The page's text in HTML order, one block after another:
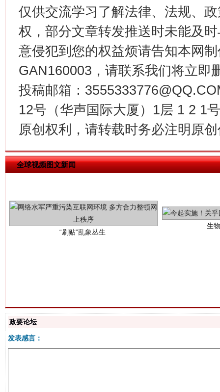
仅供交流学习了解法律、法规、
权，部分文章转发推送时未能及
意侵犯到您的权益烦请告知本网
GAN160003，请联系我们将立即
投稿邮箱：
12号（华声国际大厦）1层 1 2 1
原创权利，请转载时务必注明原
全球视频图文新闻
魏明亮
生
政要论坛
发表感言：